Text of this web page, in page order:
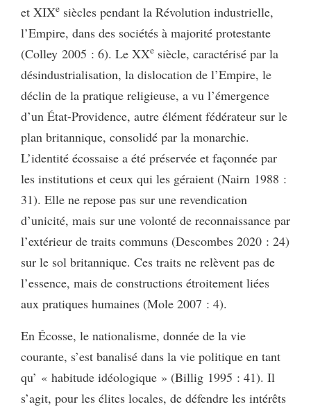
et XIXe siècles pendant la Révolution industrielle,
l’Empire, dans des sociétés à majorité protestante
(Colley 2005 : 6). Le XXe siècle, caractérisé par la
désindustrialisation, la dislocation de l’Empire, le
déclin de la pratique religieuse, a vu l’émergence
d’un État-Providence, autre élément fédérateur sur le
plan britannique, consolidé par la monarchie.
L’identité écossaise a été préservée et façonnée par
les institutions et ceux qui les géraient (Nairn 1988 :
31). Elle ne repose pas sur une revendication
d’unicité, mais sur une volonté de reconnaissance par
l’extérieur de traits communs (Descombes 2020 : 24)
sur le sol britannique. Ces traits ne relèvent pas de
l’essence, mais de constructions étroitement liées
aux pratiques humaines (Mole 2007 : 4).
En Écosse, le nationalisme, donnée de la vie
courante, s’est banalisé dans la vie politique en tant
qu’ « habitude idéologique » (Billig 1995 : 41). Il
s’agit, pour les élites locales, de défendre les intérêts